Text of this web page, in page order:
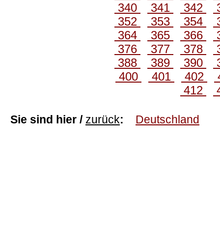
340
341 342
352
353 354
364
365 366
376
377 378
388
389 390
400
401 402
412
Sie sind hier / zurück: Deutschland